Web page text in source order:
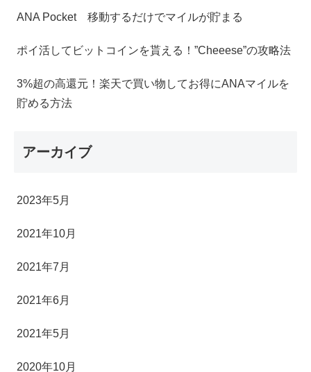
ANA Pocket 移動するだけでマイルが貯まる
ポイ活してビットコインを貰える！”Cheeese”の攻略法
3%超の高還元！楽天で買い物してお得にANAマイルを
貯める方法
アーカイブ
2023年5月
2021年10月
2021年7月
2021年6月
2021年5月
2020年10月